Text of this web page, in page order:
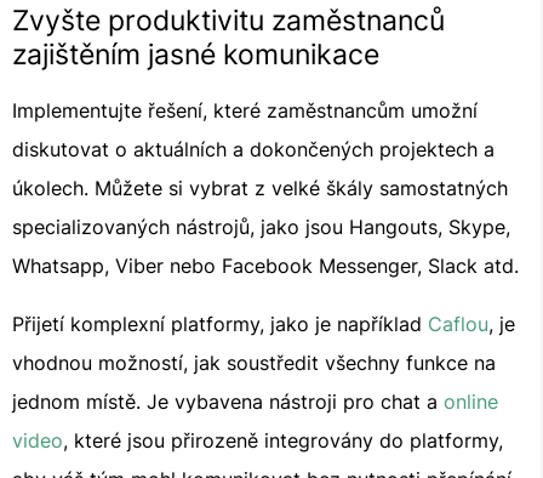
Zvyšte produktivitu zaměstnanců
zajištěním jasné komunikace
Implementujte řešení, které zaměstnancům umožní
diskutovat o aktuálních a dokončených projektech a
úkolech. Můžete si vybrat z velké škály samostatných
specializovaných nástrojů, jako jsou Hangouts, Skype,
Whatsapp, Viber nebo Facebook Messenger, Slack atd.
Přijetí komplexní platformy, jako je například Caflou, je
vhodnou možností, jak soustředit všechny funkce na
jednom místě. Je vybavena nástroji pro chat a online
video, které jsou přirozeně integrovány do platformy,